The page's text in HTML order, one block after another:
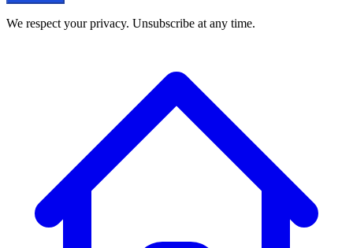
We respect your privacy. Unsubscribe at any time.